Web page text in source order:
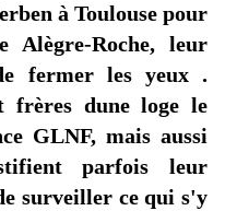
à Toulouse pour
Alègre-Roche, leur
fermer les yeux .
frères duneloge le
GLNF, mais aussi
parfois leur
surveiller ce qui s'y